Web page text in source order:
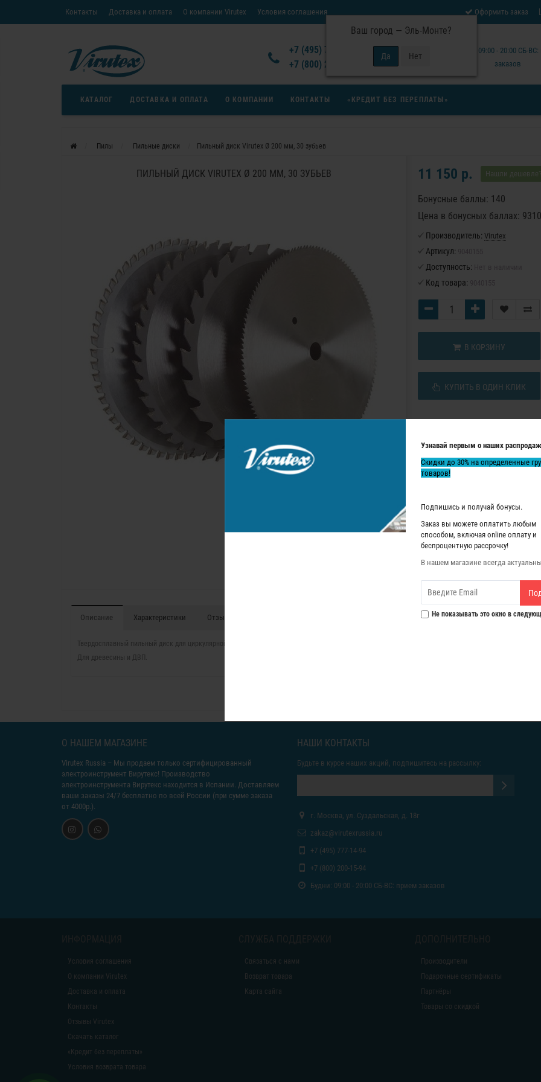
Узнавай первым о наших
Скидки до 30% на определенные
товаров!
Подпишись и получай бонусы.
Заказ вы можете оплатить любым
способом, включая online оплату и
беспроцентную рассрочку!
В нашем магазине всегда
Не показывать это окно в
Условия соглашения
О компании Virutex
Доставка и оплата
Контакты
Условия возврата товара
Ваш город — Эль-Монте?
Оформить заказ
+7 (495) 777-14-94
+7 (800) 200-15-94
Будни: 09:00 - 20:00 СБ-
заказов
КАТАЛОГ ДОСТАВКА И ОПЛАТА О КОМПАНИИ КОНТАКТЫ «КРЕДИТ БЕЗ ПЕРЕПЛАТЫ»
Пилы Пильные диски Пильный диск Virutex Ø 200 мм, 30 зубьев
ПИЛЬНЫЙ ДИСК VIRUTEX Ø 200 ММ, 30 ЗУБЬЕВ 11 150 р. Нашли дешевле?
Бонусные баллы: 140
Цена в бонусных баллах: 9310
Производитель: Virutex
Артикул:
Доступность:
Код товара:
В КОРЗИНУ
КУПИТЬ В ОДИН КЛИК
Описание Характеристики Отзывы (0)
Твердосплавный пильный диск для циркулярной пилы SR90J.
Для древесины и ДВП.
О НАШЕМ МАГАЗИНЕ
Virutex Russia – Мы продаем только сертифицированный
электроинструмент Вирутекс! Производство
электроинструмента Вирутекс находится в Испании. Доставляем
ваши заказы 24/7 бесплатно по всей России (при сумме заказа
от 4000р.).
НАШИ КОНТАКТЫ
Будьте в курсе наших акций, подпишитесь на рассылку:
г. Москва, ул. Суздальская, д. 18г
zakaz@virutexrussia.ru
+7 (495) 777-14-94
+7 (800) 200-15-94
Будни: 09:00 - 20:00 СБ-ВС: прием заказов
Условия соглашения
О компании Virutex
Доставка и оплата
Контакты
Отзывы Virutex
Скачать каталог
«Кредит без переплаты»
Условия возврата товара
Связаться с нами
Возврат товара
Карта сайта
Производители
Подарочные сертификаты
Партнёры
Товары со скидкой